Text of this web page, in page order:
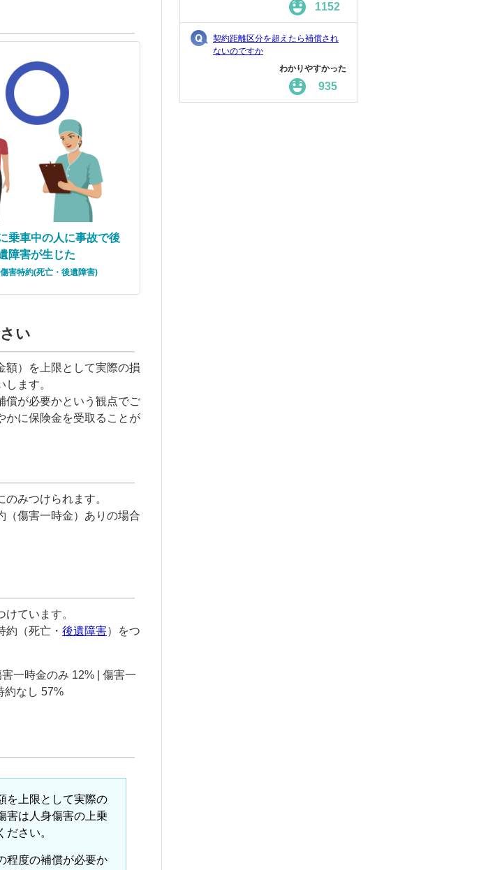
乗車中の人に事故で後
障害が生じた
害特約(死亡・後遺障害)
い
額）を上限として実際の損
ます。
償が必要かという観点でご
かに保険金を受取ることが
のみつけられます。
（傷害一時金）ありの場合
ています。
（死亡・ 後遺障害）をつ
を上限として実際の
害は 人身傷害の上乗
さい。
程度の補償が必要か
1152
契約距離区分を超えたら補償され
ないのですか
わかりやすかった
935